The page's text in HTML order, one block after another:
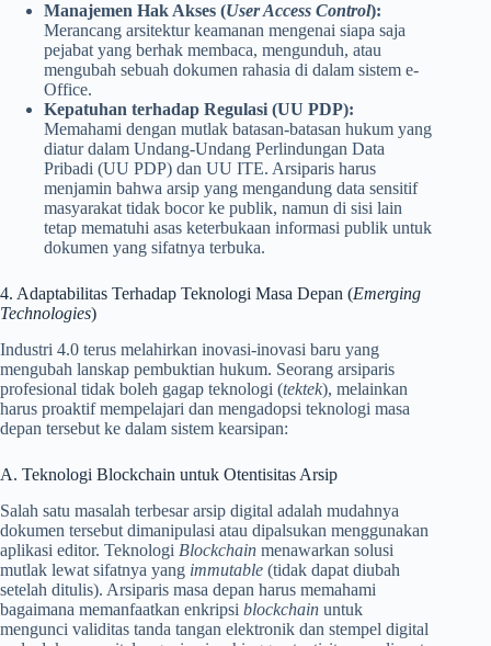
Manajemen Hak Akses (User Access Control):
Merancang arsitektur keamanan mengenai siapa saja
pejabat yang berhak membaca, mengunduh, atau
mengubah sebuah dokumen rahasia di dalam sistem e-
Office.
Kepatuhan terhadap Regulasi (UU PDP):
Memahami dengan mutlak batasan-batasan hukum yang
diatur dalam Undang-Undang Perlindungan Data
Pribadi (UU PDP) dan UU ITE. Arsiparis harus
menjamin bahwa arsip yang mengandung data sensitif
masyarakat tidak bocor ke publik, namun di sisi lain
tetap mematuhi asas keterbukaan informasi publik untuk
dokumen yang sifatnya terbuka.
4. Adaptabilitas Terhadap Teknologi Masa Depan (Emerging
Technologies)
Industri 4.0 terus melahirkan inovasi-inovasi baru yang
mengubah lanskap pembuktian hukum. Seorang arsiparis
profesional tidak boleh gagap teknologi (tektek), melainkan
harus proaktif mempelajari dan mengadopsi teknologi masa
depan tersebut ke dalam sistem kearsipan:
A. Teknologi Blockchain untuk Otentisitas Arsip
Salah satu masalah terbesar arsip digital adalah mudahnya
dokumen tersebut dimanipulasi atau dipalsukan menggunakan
aplikasi editor. Teknologi Blockchain menawarkan solusi
mutlak lewat sifatnya yang immutable (tidak dapat diubah
setelah ditulis). Arsiparis masa depan harus memahami
bagaimana memanfaatkan enkripsi blockchain untuk
mengunci validitas tanda tangan elektronik dan stempel digital